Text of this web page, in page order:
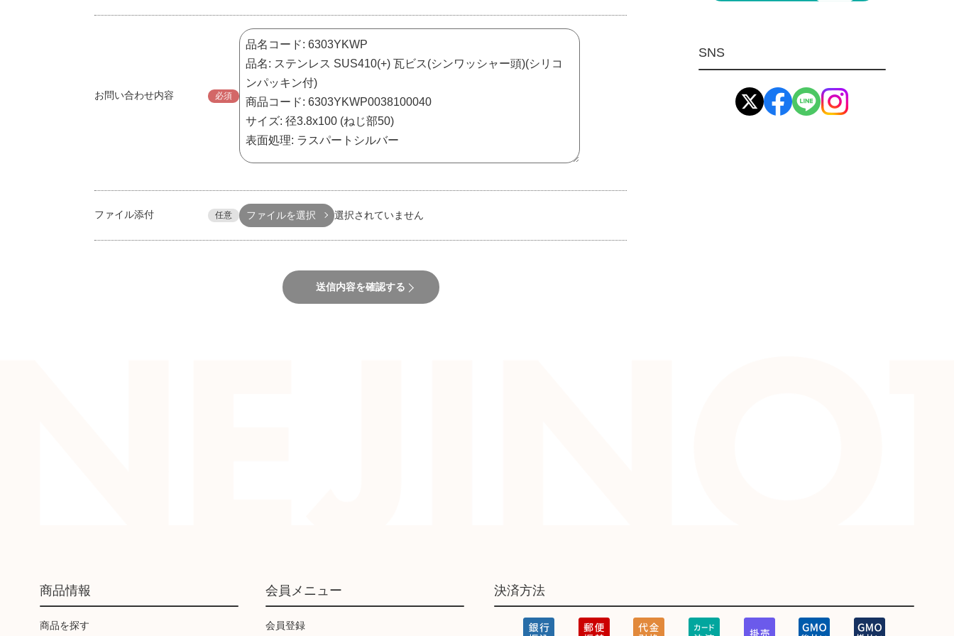
お問い合わせ内容 必須
ファイル添付 任意 ファイルを選択 選択されていません
送信内容を確認する
環境安全用品
工業資材(栃木屋)
SNS
商品情報
商品を探す
会員メニュー
会員登録
決済方法